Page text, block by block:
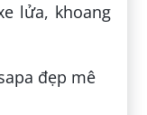
lửa, khoang